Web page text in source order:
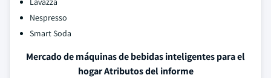
Nespresso
Smart Soda
Mercado de máquinas de bebidas inteligentes para el
hogar Atributos del informe